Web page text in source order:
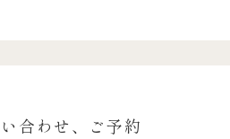
合わせ、ご予約